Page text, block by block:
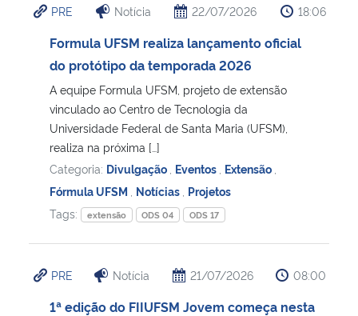
PRE Notícia 22/07/2026 18:06
Formula UFSM realiza lançamento oficial
do protótipo da temporada 2026
A equipe Formula UFSM, projeto de extensão
vinculado ao Centro de Tecnologia da
Universidade Federal de Santa Maria (UFSM),
realiza na próxima […]
Categoria: Divulgação Eventos Extensão
Fórmula UFSM
Notícias Projetos
Tags:
extensão ODS 04 ODS 17
PRE Notícia 21/07/2026 08:00
1ª edição do FIIUFSM Jovem começa nesta